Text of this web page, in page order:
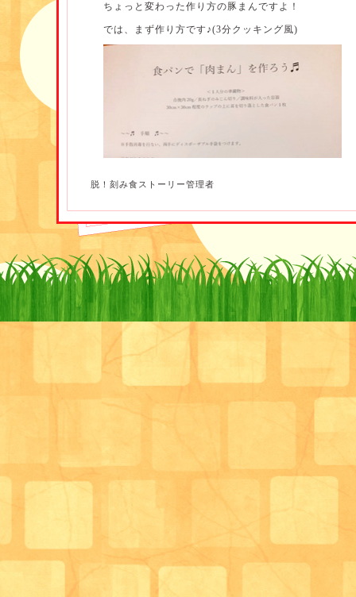
ちょっと変わった作り方の豚まんですよ！
では、まず作り方です♪(3分クッキング風)
皆さん、豚まんが大好きだという笑顔が見え隠れして
脱！刻み食ストーリー管理者